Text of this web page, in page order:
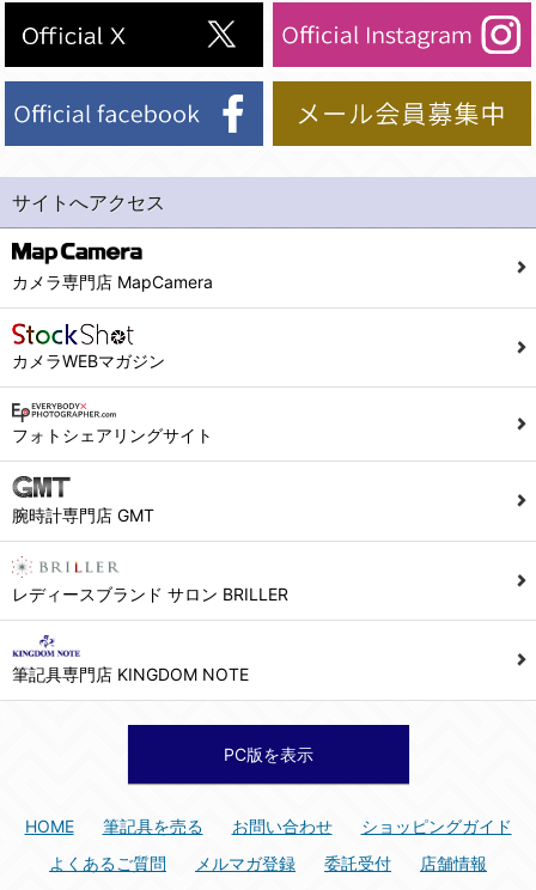
サイトへアクセス
カメラ専門店 MapCamera
カメラWEBマガジン
フォトシェアリングサイト
腕時計専門店 GMT
レディースブランド サロン BRILLER
筆記具専門店 KINGDOM NOTE
PC版を表示
HOME 筆記具を売る お問い合わせ
ショッピングガイド
よくあるご質問
メルマガ登録 委託受付 店舗情報